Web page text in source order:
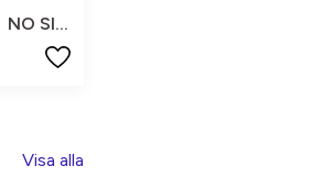
NO SIZE
Visa alla